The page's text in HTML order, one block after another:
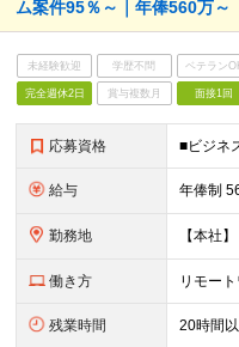
ム案件95％～｜年俸560万～
未経験歓迎 学歴不問 ベテラン
完全週休2日 賞与複数月 面接1回
応募資格
給与
勤務地
働き方 リモー
残業時間 20時間